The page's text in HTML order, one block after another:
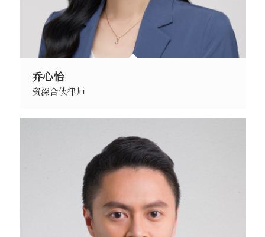
乔心怡
资深合伙律师